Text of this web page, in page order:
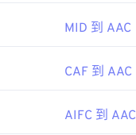
MID 到 AAC
CAF 到 AAC
AIFC 到 AAC